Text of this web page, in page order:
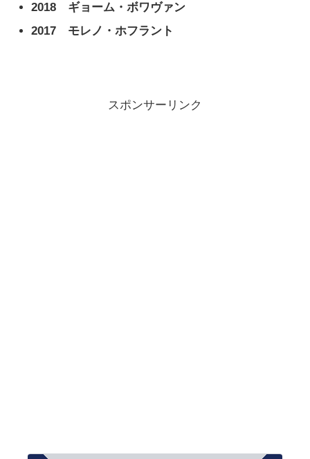
2018 ギョーム・ボワヴァン
2017 モレノ・ホフラント
スポンサーリンク